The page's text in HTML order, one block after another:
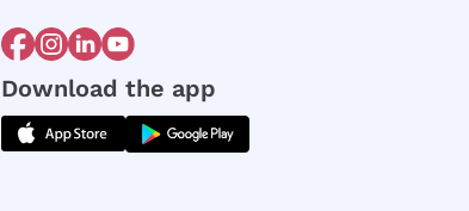
Download the app